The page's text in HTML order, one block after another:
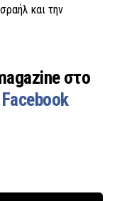
και την
στο
Facebook